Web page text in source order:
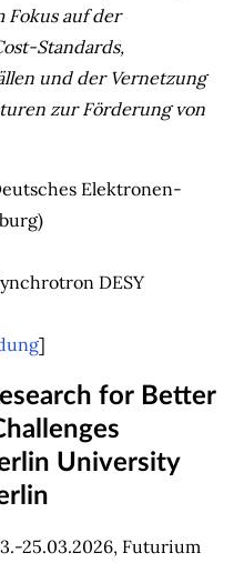
auf der
Standards,
und der Vernetzung
zur Förderung von
Elektronen-
DESY
]
for Better
University
25.03.2026, Futurium